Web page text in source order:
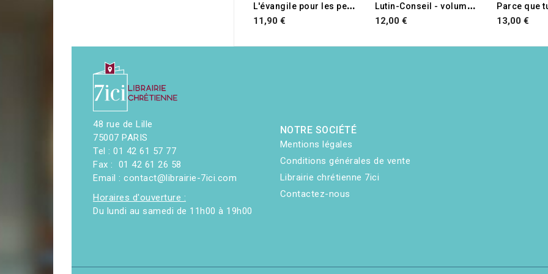
L
'évangile pour les petits
11,90 €
RUPTURE DE STOCK L
utin-Conseil - volume 3 - Vive l'école !
12,00 €
Parce que
13,00 €
48 rue de Lille
75007 PARIS
Tel : 01 42 61 57 77
Fax : 01 42 61 26 58
Email : contact@librairie-7ici.com
Horaires d'ouverture :
Du lundi au samedi de 11h00 à 19h00
NOTRE SOCIÉTÉ
Mentions légales
Conditions générales de vente
Librairie chrétienne 7ici
Contactez-nous